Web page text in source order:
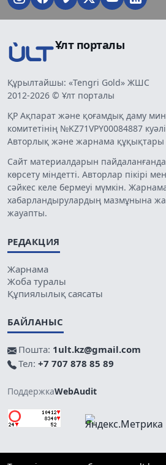
Ұлт порталы
Құрылтайшы: «Tengri Gold» ЖШС
2012-2026 © Ұлт порталы
ҚР Ақпарат және қоғамдық даму
комитетінің №KZ71VPY00084887
Авторлық және жарнама құқықтары
Сайт материалдарын пайдаланғанда
көрсету міндетті. Авторлар пікірі
сәйкес келе бермеуі мүмкін.
хабарландырулардың мазмұнына
жауапты.
РЕДАКЦИЯ
Жарнама
Жоба туралы
Құпиялылық саясаты
БАЙЛАНЫС
Пошта: 1ult.kz@gmail.com
Тел: +7 707 878 85 89
ПоддержкаWebAudit